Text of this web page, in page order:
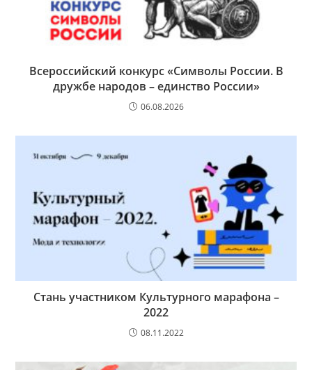
Всероссийский конкурс «Символы России. В
дружбе народов – единство России»
06.08.2026
Стань участником Культурного марафона –
2022
08.11.2022